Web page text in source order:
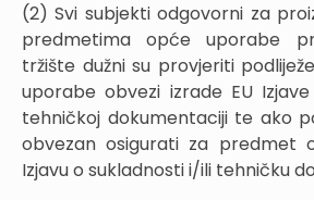
(2) Svi subjekti odgovorni za
predmetima opće uporabe
tržište dužni su provjeriti
uporabe obvezi izrade EU
tehničkoj dokumentaciji te ako
obvezan osigurati za predmet
Izjavu o sukladnosti i/ili tehničku